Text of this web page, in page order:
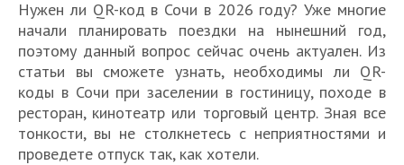
Нужен ли QR-код в Сочи в 2026 году? Уже многие
начали планировать поездки на нынешний год,
поэтому данный вопрос сейчас очень актуален. Из
статьи вы сможете узнать, необходимы ли QR-
коды в Сочи при заселении в гостиницу, походе в
ресторан, кинотеатр или торговый центр. Зная все
тонкости, вы не столкнетесь с неприятностями и
проведете отпуск так, как хотели.